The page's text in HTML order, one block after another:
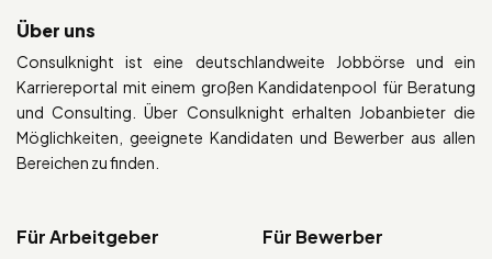
Über uns
Consulknight ist eine deutschlandweite Jobbörse und ein
Karriereportal mit einem großen Kandidatenpool für Beratung
und Consulting. Über Consulknight erhalten Jobanbieter die
Möglichkeiten, geeignete Kandidaten und Bewerber aus allen
Bereichen zu finden.
Für Arbeitgeber Für Bewerber